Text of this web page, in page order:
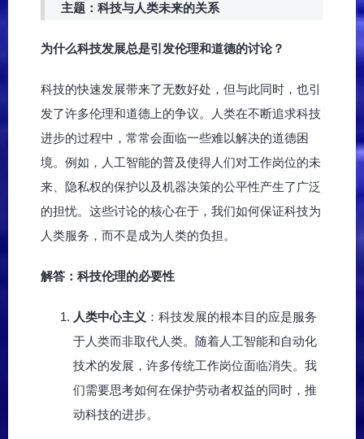
主题：科技与人类未来的关系
为什么科技发展总是引发伦理和道德的讨论？
科技的快速发展带来了无数好处，但与此同时，也引
发了许多伦理和道德上的争议。人类在不断追求科技
进步的过程中，常常会面临一些难以解决的道德困
境。例如，人工智能的普及使得人们对工作岗位的未
来、隐私权的保护以及机器决策的公平性产生了广泛
的担忧。这些讨论的核心在于，我们如何保证科技为
人类服务，而不是成为人类的负担。
解答：科技伦理的必要性
人类中心主义 ：科技发展的根本目的应是服务
于人类而非取代人类。随着人工智能和自动化
技术的发展，许多传统工作岗位面临消失。我
们需要思考如何在保护劳动者权益的同时，推
动科技的进步。